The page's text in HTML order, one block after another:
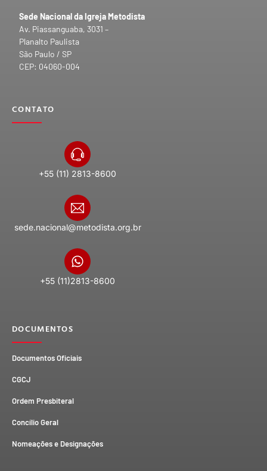
Sede Nacional da Igreja Metodista
Av. Piassanguaba, 3031 –
Planalto Paulista
São Paulo / SP
CEP: 04060-004
CONTATO
+55 (11) 2813-8600
sede.nacional@metodista.org.br
+55 (11)2813-8600
DOCUMENTOS
Documentos Oficiais
CGCJ
Ordem Presbiteral
Concílio Geral
Nomeações e Designações